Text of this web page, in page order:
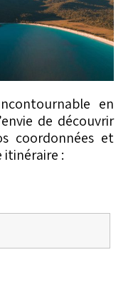
en
de découvrir
coordonnées et
itinéraire :